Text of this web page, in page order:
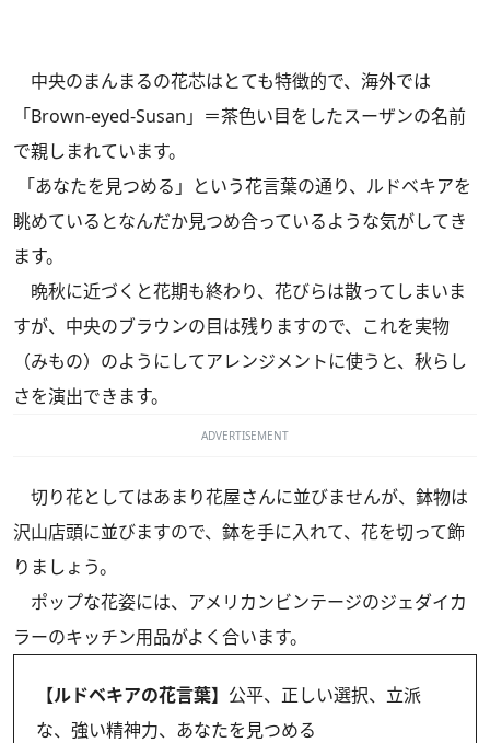
中央のまんまるの花芯はとても特徴的で、海外では
「Brown-eyed-Susan」＝茶色い目をしたスーザンの名前
で親しまれています。
「あなたを見つめる」という花言葉の通り、ルドベキアを
眺めているとなんだか見つめ合っているような気がしてき
ます。
晩秋に近づくと花期も終わり、花びらは散ってしまいま
すが、中央のブラウンの目は残りますので、これを実物
（みもの）のようにしてアレンジメントに使うと、秋らし
さを演出できます。
ADVERTISEMENT
切り花としてはあまり花屋さんに並びませんが、鉢物は
沢山店頭に並びますので、鉢を手に入れて、花を切って飾
りましょう。
ポップな花姿には、アメリカンビンテージのジェダイカ
ラーのキッチン用品がよく合います。
【ルドベキアの花言葉】 公平、正しい選択、立派
な、強い精神力、あなたを見つめる